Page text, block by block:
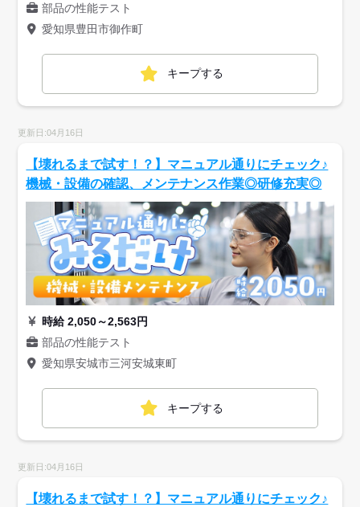
部品の性能テスト
愛知県豊田市御作町
キープする
更新日:04月16日
【壊れるまで試す！？】マニュアル通りにチェック♪
機械・設備の確認、メンテナンス作業◎研修充実◎
時給 2,050～2,563円
部品の性能テスト
愛知県安城市三河安城東町
キープする
更新日:04月16日
【壊れるまで試す！？】マニュアル通りにチェック♪